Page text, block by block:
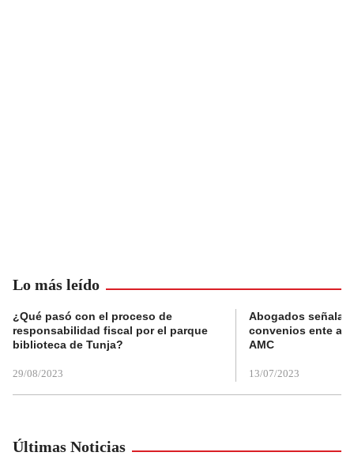
Lo más leído
¿Qué pasó con el proceso de
responsabilidad fiscal por el parque
biblioteca de Tunja?
29/08/2023
Abogados
convenios ente
AMC
13/07/2023
Últimas Noticias